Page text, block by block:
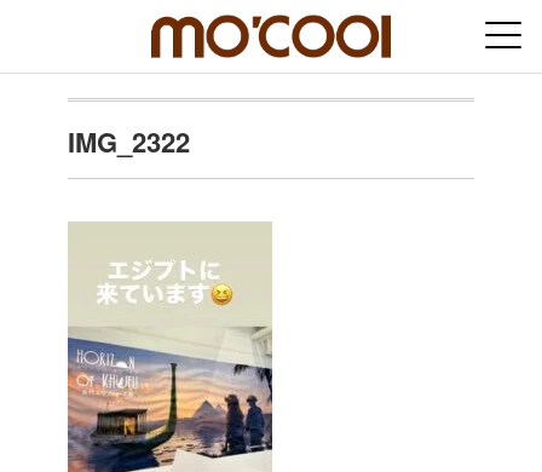
IMG_2322